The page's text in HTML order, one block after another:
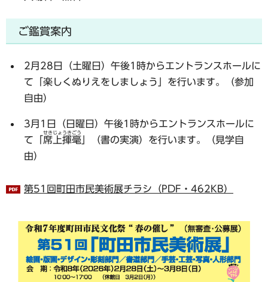
ご鑑賞案内
2月28日（土曜日）午後1時からエントランスホールに
て「楽しくぬりえをしましょう」を行います。（参加
自由）
3月1日（日曜日）午後1時からエントランスホールに
て「席上揮毫
せきじょうきごう
」（書の実演）を行います。（見学自
由）
第51回町田市民美術展チラシ（PDF・462KB）